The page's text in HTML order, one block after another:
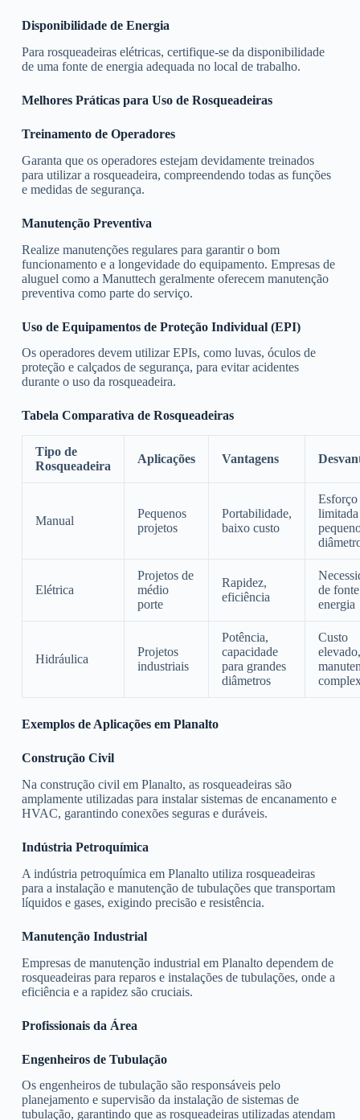
Disponibilidade de Energia
Para rosqueadeiras elétricas, certifique-se da disponibilidade
de uma fonte de energia adequada no local de trabalho.
Melhores Práticas para Uso de Rosqueadeiras
Treinamento de Operadores
Garanta que os operadores estejam devidamente treinados
para utilizar a rosqueadeira, compreendendo todas as funções
e medidas de segurança.
Manutenção Preventiva
Realize manutenções regulares para garantir o bom
funcionamento e a longevidade do equipamento. Empresas de
aluguel como a Manuttech geralmente oferecem manutenção
preventiva como parte do serviço.
Uso de Equipamentos de Proteção Individual (EPI)
Os operadores devem utilizar EPIs, como luvas, óculos de
proteção e calçados de segurança, para evitar acidentes
durante o uso da rosqueadeira.
Tabela Comparativa de Rosqueadeiras
Tipo de
Rosqueadeira
Aplicações Vantagens
Manual
Pequenos
projetos
Portabilidade,
baixo custo
limitada
Elétrica
Projetos de
médio
porte
Rapidez,
eficiência
de
energia
Hidráulica
Projetos
industriais
Potência,
capacidade
para grandes
diâmetros
Custo
elevado,
Exemplos de Aplicações em Planalto
Construção Civil
Na construção civil em Planalto, as rosqueadeiras são
amplamente utilizadas para instalar sistemas de encanamento e
HVAC, garantindo conexões seguras e duráveis.
Indústria Petroquímica
A indústria petroquímica em Planalto utiliza rosqueadeiras
para a instalação e manutenção de tubulações que transportam
líquidos e gases, exigindo precisão e resistência.
Manutenção Industrial
Empresas de manutenção industrial em Planalto dependem de
rosqueadeiras para reparos e instalações de tubulações, onde a
eficiência e a rapidez são cruciais.
Profissionais da Área
Engenheiros de Tubulação
Os engenheiros de tubulação são responsáveis pelo
planejamento e supervisão da instalação de sistemas de
tubulação, garantindo que as rosqueadeiras utilizadas atendam